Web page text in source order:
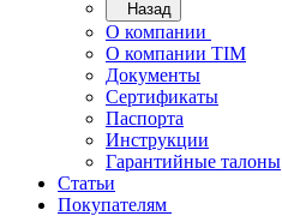
Назад
О компании
О компании TIM
Документы
Сертификаты
Паспорта
Инструкции
Гарантийные талоны
Статьи
Покупателям